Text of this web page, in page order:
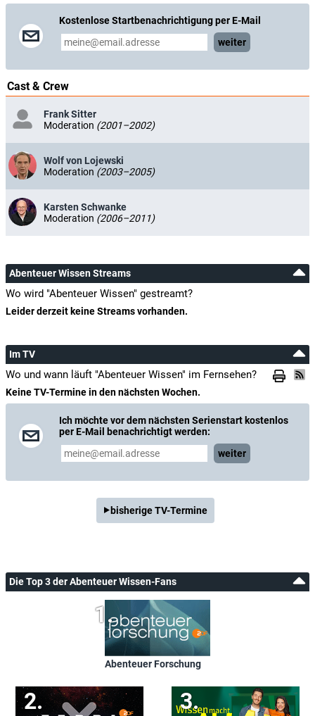
Kostenlose Startbenachrichtigung per E-Mail
weiter
Cast & Crew
Frank Sitter
Moderation (2001–2002)
Wolf von Lojewski
Moderation (2003–2005)
Karsten Schwanke
Moderation (2006–2011)
Abenteuer Wissen Streams
Wo wird "Abenteuer Wissen" gestreamt?
Leider derzeit keine Streams vorhanden.
Im TV
Wo und wann läuft "Abenteuer Wissen" im Fernsehen?
Keine TV-Termine in den nächsten Wochen.
Ich möchte vor dem nächsten Serienstart kostenlos
per E-Mail benachrichtigt werden:
weiter
bisherige TV-Termine
Die Top 3 der Abenteuer Wissen-Fans
Abenteuer Forschung